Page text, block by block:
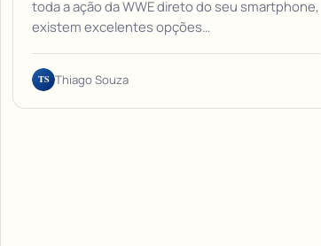
toda a ação da WWE direto do seu smartphone,
existem excelentes opções…
TS Thiago Souza